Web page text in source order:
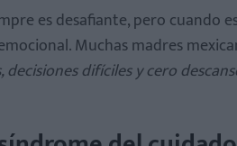
es desafiante, pero cuando
Muchas madres
difíciles y cero